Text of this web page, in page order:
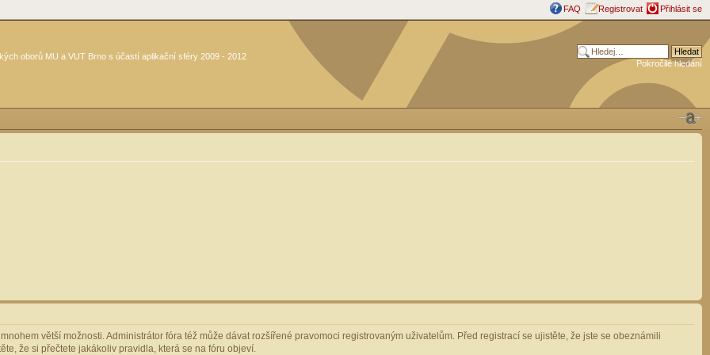
FAQ Registrovat Přihlásit se
oborů MU a VUT Brno s účastí aplikační sféry 2009 - 2012
Pokročilé hledání
větší možnosti. Administrátor fóra též může dávat rozšířené pravomoci registrovaným uživatelům. Před registrací se ujistěte, že jste se obeznámili
že si přečtete jakákoliv pravidla, která se na fóru objeví.